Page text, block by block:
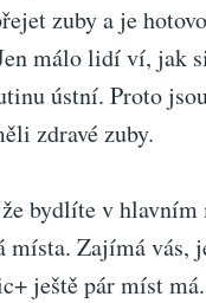
zuby a je
málo lidí ví, jak
ústní. Proto
zdravé zuby.
bydlíte v
místa. Zajímá vás,
ještě pár míst